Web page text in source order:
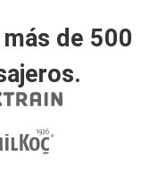
de 500